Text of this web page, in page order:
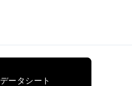
データシート